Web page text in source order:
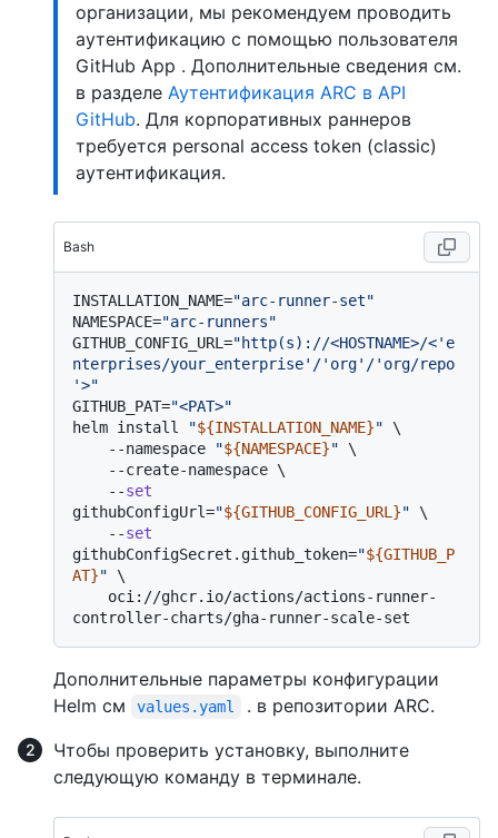
организации, мы рекомендуем проводить
аутентификацию с помощью пользователя
GitHub App . Дополнительные сведения см.
в разделе Аутентификация ARC в API
GitHub. Для корпоративных раннеров
требуется personal access token (classic)
аутентификация.
Bash
INSTALLATION_NAME="arc-runner-set"
NAMESPACE="arc-runners"
GITHUB_CONFIG_URL="http(s)://<HOSTNAME>/<'e
nterprises/your_enterprise'/'org'/'org/repo
'>"
GITHUB_PAT="<PAT>"
helm install
"${INSTALLATION_NAME}" \
    --namespace
"${NAMESPACE}" \
    --
set
githubConfigUrl="${GITHUB_CONFIG_URL}" \
    --
set
githubConfigSecret.github_token="${GITHUB_P
AT}" \
Дополнительные параметры конфигурации
Helm см
values.yaml
. в репозитории ARC.
Чтобы проверить установку, выполните
следующую команду в терминале.